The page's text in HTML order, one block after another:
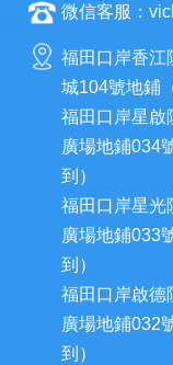
微信客服：
福田口岸香江
城104號地鋪
福田口岸星啟
廣場地鋪034
到）
福田口岸星光
廣場地鋪033
到）
福田口岸啟德
廣場地鋪032
到）